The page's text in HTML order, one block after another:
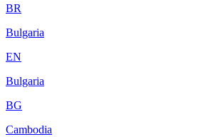
BR
Bulgaria
EN
Bulgaria
BG
Cambodia